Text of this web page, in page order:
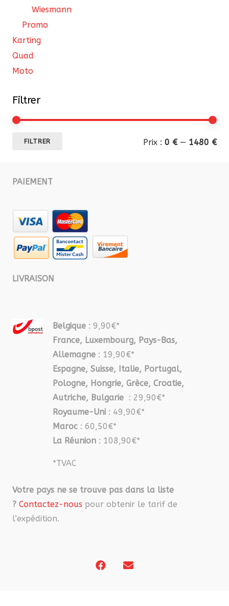
Wiesmann
Promo
Karting
Quad
Moto
Filtrer
FILTRER Prix : 0 €— 1480 €
PAIEMENT
LIVRAISON
Belgique : 9,90€*
France, Luxembourg, Pays-Bas,
Allemagne : 19,90€*
Espagne, Suisse, Italie, Portugal,
Pologne, Hongrie, Grèce, Croatie,
Autriche, Bulgarie : 29,90€*
Royaume-Uni : 49,90€*
Maroc : 60,50€*
La Réunion : 108,90€*
*TVAC
Votre pays ne se trouve pas dans la liste
? Contactez-nous pour obtenir le tarif de
l’expédition.